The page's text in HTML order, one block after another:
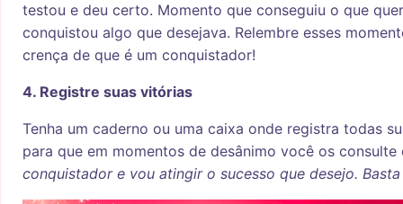
testou e deu certo. Momento que conseguiu o que
conquistou algo que desejava. Relembre esses
crença de que é um conquistador!
4. Registre suas vitórias
Tenha um caderno ou uma caixa onde registra todas
para que em momentos de desânimo você os
conquistador e vou atingir o sucesso que desejo.